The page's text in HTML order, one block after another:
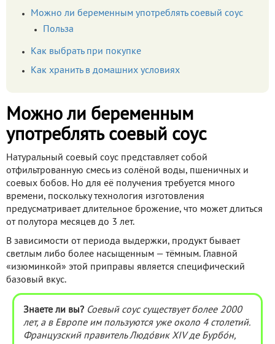
Можно ли беременным употреблять соевый соус
Польза
Как выбрать при покупке
Как хранить в домашних условиях
Можно ли беременным
употреблять соевый соус
Натуральный соевый соус представляет собой
отфильтрованную смесь из солёной воды, пшеничных и
соевых бобов. Но для её получения требуется много
времени, поскольку технология изготовления
предусматривает длительное брожение, что может длиться
от полутора месяцев до 3 лет.
В зависимости от периода выдержки, продукт бывает
светлым либо более насыщенным — тёмным. Главной
«изюминкой» этой приправы является специфический
базовый вкус.
Знаете ли вы? Соевый соус существует более 2000
лет, а в Европе им пользуются уже около 4 столетий.
Французский правитель Людо́вик XIV де Бурбо́н,